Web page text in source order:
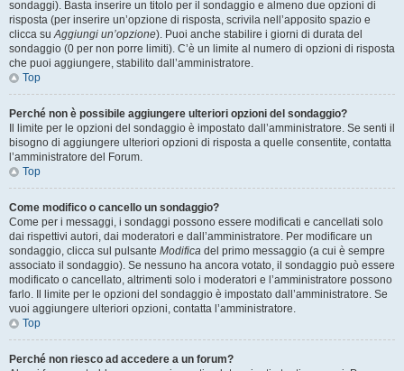
sondaggi). Basta inserire un titolo per il sondaggio e almeno due opzioni di
risposta (per inserire un’opzione di risposta, scrivila nell’apposito spazio e
clicca suAggiungi un’opzione). Puoi anche stabilire i giorni di durata del
sondaggio (0 per non porre limiti). C’è un limite al numero di opzioni di risposta
che puoi aggiungere, stabilito dall’amministratore.
Top
Perché non è possibile aggiungere ulteriori opzioni del sondaggio?
Il limite per le opzioni del sondaggio è impostato dall’amministratore. Se senti il
bisogno di aggiungere ulteriori opzioni di risposta a quelle consentite, contatta
l’amministratore del Forum.
Top
Come modifico o cancello un sondaggio?
Come per i messaggi, i sondaggi possono essere modificati e cancellati solo
dai rispettivi autori, dai moderatori e dall’amministratore. Per modificare un
sondaggio, clicca sul pulsante Modifica del primo messaggio (a cui è sempre
associato il sondaggio). Se nessuno ha ancora votato, il sondaggio può essere
modificato o cancellato, altrimenti solo i moderatori e l’amministratore possono
farlo. Il limite per le opzioni del sondaggio è impostato dall’amministratore. Se
vuoi aggiungere ulteriori opzioni, contatta l’amministratore.
Top
Perché non riesco ad accedere a un forum?